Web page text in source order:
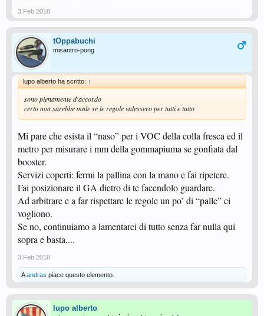
3 Feb 2018
tOppabuchi
misantro-pong
lupo alberto ha scritto: ↑
sono pienamente d'accordo
certo non sarebbe male se le regole valessero per tutti e tutto
Mi pare che esista il “naso” per i VOC della colla fresca ed il
metro per misurare i mm della gommapiuma se gonfiata dal
booster.
Servizi coperti: fermi la pallina con la mano e fai ripetere.
Fai posizionare il GA dietro di te facendolo guardare.
Ad arbitrare e a far rispettare le regole un po’ di “palle” ci
vogliono.
Se no, continuiamo a lamentarci di tutto senza far nulla qui
sopra e basta....
3 Feb 2018
Aandras piace questo elemento.
lupo alberto